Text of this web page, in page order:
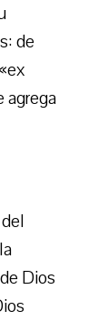
de
agrega
Dios